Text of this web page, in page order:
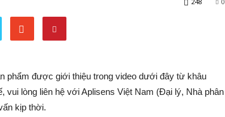
phẩm được giới thiệu trong video dưới đây từ khâu
vui lòng liên hệ với Aplisens Việt Nam (Đại lý, Nhà phân
kịp thời.